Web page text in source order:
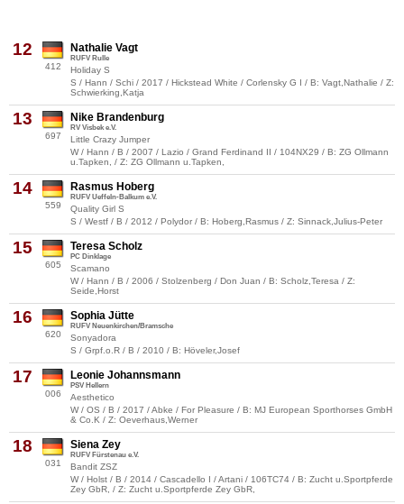
12
412
Nathalie Vagt
RUFV Rulle
Holiday S
S / Hann / Schi / 2017 / Hickstead White / Corlensky G I / B: Vagt,Nathalie / Z:
Schwierking,Katja
13
697
Nike Brandenburg
RV Visbek e.V.
Little Crazy Jumper
W / Hann / B / 2007 / Lazio / Grand Ferdinand II / 104NX29 / B: ZG Ollmann
u.Tapken, / Z: ZG Ollmann u.Tapken,
14
559
Rasmus Hoberg
RUFV Ueffeln-Balkum e.V.
Quality Girl S
S / Westf / B / 2012 / Polydor / B: Hoberg,Rasmus / Z: Sinnack,Julius-Peter
15
605
Teresa Scholz
PC Dinklage
Scamano
W / Hann / B / 2006 / Stolzenberg / Don Juan / B: Scholz,Teresa / Z:
Seide,Horst
16
620
Sophia Jütte
RUFV Neuenkirchen/Bramsche
Sonyadora
S / Grpf.o.R / B / 2010 / B: Höveler,Josef
17
006
Leonie Johannsmann
PSV Hellern
Aesthetico
W / OS / B / 2017 / Abke / For Pleasure / B: MJ European Sporthorses GmbH
& Co.K / Z: Oeverhaus,Werner
18
031
Siena Zey
RUFV Fürstenau e.V.
Bandit ZSZ
W / Holst / B / 2014 / Cascadello I / Artani / 106TC74 / B: Zucht u.Sportpferde
Zey GbR, / Z: Zucht u.Sportpferde Zey GbR,